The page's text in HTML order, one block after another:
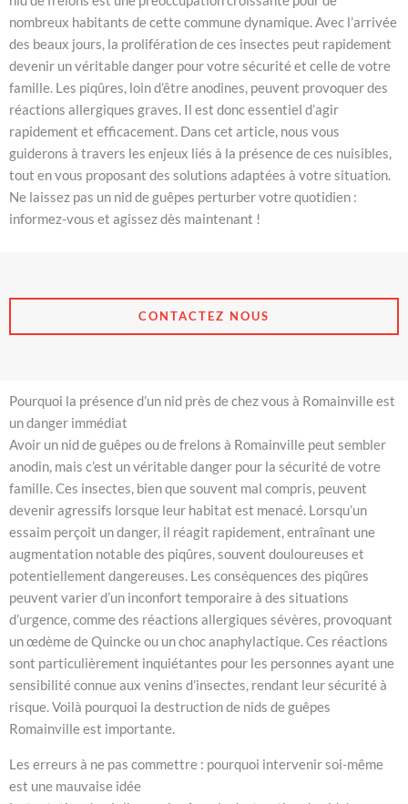
nombreux habitants de cette commune dynamique. Avec l’arrivée
des beaux jours, la prolifération de ces insectes peut rapidement
devenir un véritable danger pour votre sécurité et celle de votre
famille. Les piqûres, loin d’être anodines, peuvent provoquer des
réactions allergiques graves. Il est donc essentiel d’agir
rapidement et efficacement. Dans cet article, nous vous
guiderons à travers les enjeux liés à la présence de ces nuisibles,
tout en vous proposant des solutions adaptées à votre situation.
Ne laissez pas un nid de guêpes perturber votre quotidien :
informez-vous et agissez dès maintenant !
CONTACTEZ NOUS
Pourquoi la présence d’un nid près de chez vous à Romainville est
un danger immédiat
Avoir un nid de guêpes ou de frelons à Romainville peut sembler
anodin, mais c’est un véritable danger pour la sécurité de votre
famille. Ces insectes, bien que souvent mal compris, peuvent
devenir agressifs lorsque leur habitat est menacé. Lorsqu’un
essaim perçoit un danger, il réagit rapidement, entraînant une
augmentation notable des piqûres, souvent douloureuses et
potentiellement dangereuses. Les conséquences des piqûres
peuvent varier d’un inconfort temporaire à des situations
d’urgence, comme des réactions allergiques sévères, provoquant
un œdème de Quincke ou un choc anaphylactique. Ces réactions
sont particulièrement inquiétantes pour les personnes ayant une
sensibilité connue aux venins d’insectes, rendant leur sécurité à
risque. Voilà pourquoi la destruction de nids de guêpes
Romainville est importante.
Les erreurs à ne pas commettre : pourquoi intervenir soi-même
est une mauvaise idée